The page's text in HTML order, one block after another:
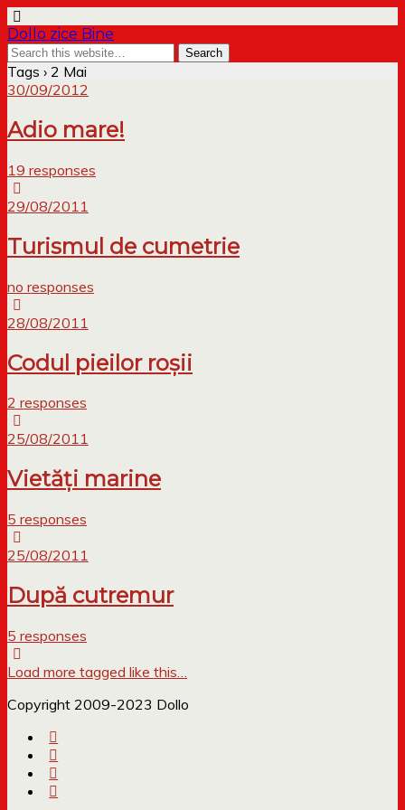
Dollo zice Bine
Tags › 2 Mai
30/09/2012
Adio mare!
19 responses
29/08/2011
Turismul de cumetrie
no responses
28/08/2011
Codul pieilor roșii
2 responses
25/08/2011
Vietăți marine
5 responses
25/08/2011
După cutremur
5 responses
Load more tagged like this…
Copyright 2009-2023 Dollo